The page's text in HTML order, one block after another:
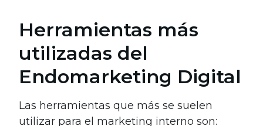
Herramientas más
utilizadas del
Endomarketing Digital
Las herramientas que más se suelen
utilizar para el marketing interno son: